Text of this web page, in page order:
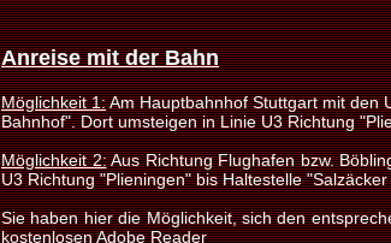
Anreise mit der Bahn
Möglichkeit 1:Am Hauptbahnhof Stuttgart mit den
Bahnhof". Dort umsteigen in Linie U3 Richtung
Möglichkeit 2:Aus Richtung Flughafen bzw.
U3 Richtung "Plieningen" bis Haltestelle
Sie haben hier die Möglichkeit, sich den
kostenlosenAdobe Reader